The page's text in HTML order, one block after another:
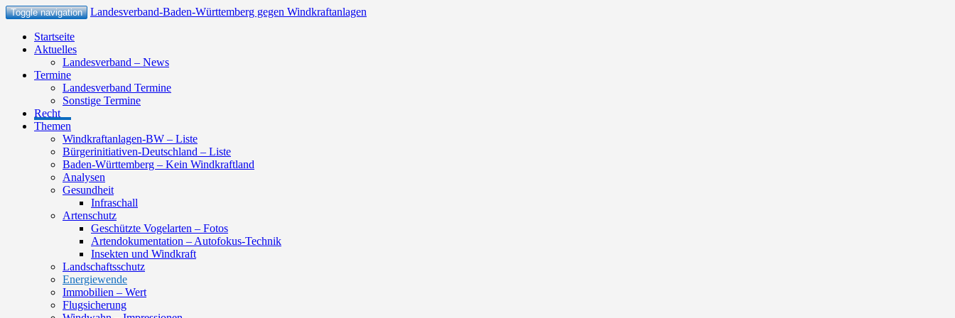
Toggle navigation Landesverband-Baden-Württemberg gegen Windkraftanlagen
Startseite
Aktuelles
Landesverband – News
Termine
Landesverband Termine
Sonstige Termine
Recht
Themen
Windkraftanlagen-BW – Liste
Bürgerinitiativen-Deutschland – Liste
Baden-Württemberg – Kein Windkraftland
Analysen
Gesundheit
Infraschall
Artenschutz
Geschützte Vogelarten – Fotos
Artendokumentation – Autofokus-Technik
Insekten und Windkraft
Landschaftsschutz
Energiewende
Immobilien – Wert
Flugsicherung